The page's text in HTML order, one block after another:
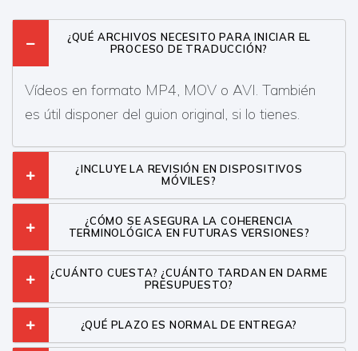
¿QUÉ ARCHIVOS NECESITO PARA INICIAR EL
PROCESO DE TRADUCCIÓN?
Vídeos en formato MP4, MOV o AVI. También
es útil disponer del guion original, si lo tienes.
¿INCLUYE LA REVISIÓN EN DISPOSITIVOS
MÓVILES?
¿CÓMO SE ASEGURA LA COHERENCIA
TERMINOLÓGICA EN FUTURAS VERSIONES?
¿CUÁNTO CUESTA? ¿CUÁNTO TARDAN EN DARME
PRESUPUESTO?
¿QUÉ PLAZO ES NORMAL DE ENTREGA?